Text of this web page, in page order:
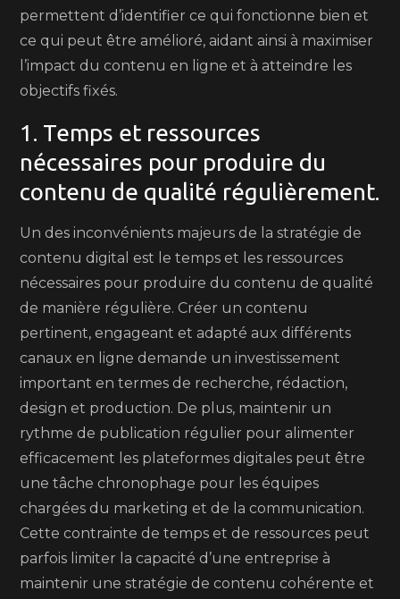
permettent d’identifier ce qui fonctionne bien et
ce qui peut être amélioré, aidant ainsi à maximiser
l’impact du contenu en ligne et à atteindre les
objectifs fixés.
1. Temps et ressources
nécessaires pour produire du
contenu de qualité régulièrement.
Un des inconvénients majeurs de la stratégie de
contenu digital est le temps et les ressources
nécessaires pour produire du contenu de qualité
de manière régulière. Créer un contenu
pertinent, engageant et adapté aux différents
canaux en ligne demande un investissement
important en termes de recherche, rédaction,
design et production. De plus, maintenir un
rythme de publication régulier pour alimenter
efficacement les plateformes digitales peut être
une tâche chronophage pour les équipes
chargées du marketing et de la communication.
Cette contrainte de temps et de ressources peut
parfois limiter la capacité d’une entreprise à
maintenir une stratégie de contenu cohérente et